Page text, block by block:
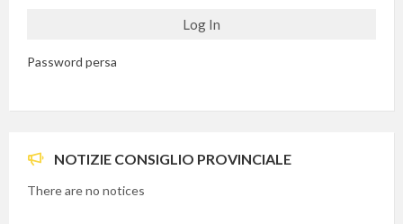
Password persa
NOTIZIE CONSIGLIO PROVINCIALE
There are no notices